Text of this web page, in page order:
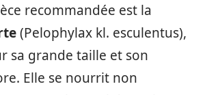
recommandée est la
(Pelophylax kl. esculentus),
sa grande taille et son
Elle se nourrit non